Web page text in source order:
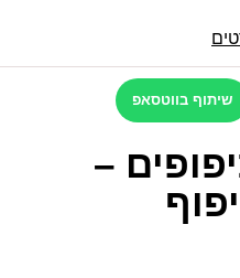
שיתוף בווטסאפ
–